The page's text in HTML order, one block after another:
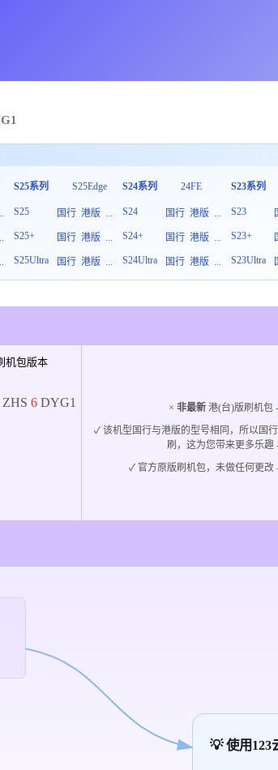
S25系列 S25Edge
S25 国行 港版 ...
S25+
国行 港版 ...
S25Ultra
国行 港版 ...
S24系列 24FE
S24 国行 港版 ...
S24+
国行 港版 ...
S24Ultra
国行 港版 ...
S23系列
S23
S23+
S23Ultra
机包版本
ZHS 6 DYG1 × 非最新港(台)版刷机包 -
✓ 该机型国行与港版的型号相同，所以国
刷，这为您带来更多乐趣
✓ 官方原版刷机包，未做任何更改
💡 使用123